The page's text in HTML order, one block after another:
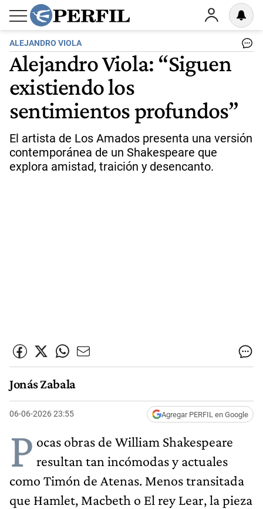
ALEJANDRO VIOLA
Alejandro Viola: “Siguen
existiendo los
sentimientos profundos”
El artista de Los Amados presenta una versión
contemporánea de un Shakespeare que
explora amistad, traición y desencanto.
Jonás Zabala
06-06-2026 23:55 Agregar PERFIL en Google
P ocas obras de William Shakespeare
resultan tan incómodas y actuales
como Timón de Atenas. Menos transitada
que Hamlet, Macbeth o El rey Lear, la pieza